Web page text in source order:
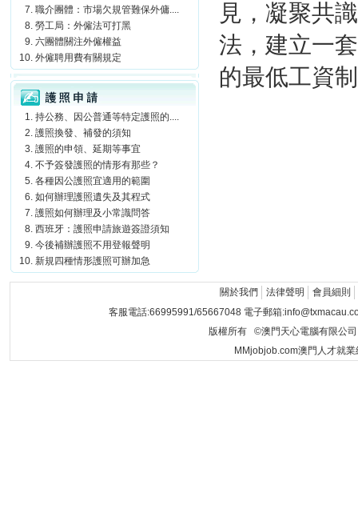
見，凝聚共
法，建立一
的最低工資
職介團體：市場欠規管難保外傭....
勞工局：外僱法可打黑
六團體關注外僱權益
外僱聘用費有關規定
護照申請
持公務、因公普通等特定護照的....
護照換發、補發的須知
護照的申領、延期等事宜
不予簽發護照的情形有那些？
各種因公護照宜適用的範圍
如何辦理護照遺失及其程式
護照如何辦理及小常識問答
西班牙：護照申請旅遊簽證須知
今後補辦護照不用登報聲明
新規四種情形護照可辦加急
關於我們 法律聲明
會員細則
客服電話:66995991/65667048 電子郵箱
版權所有 ©澳門天心電腦有限公
MMjobjob.com澳門人才就